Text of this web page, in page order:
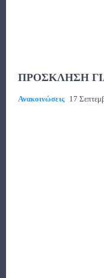
ΠΡΟΣΚΛΗΣΗ
Ανακοινώσεις 17